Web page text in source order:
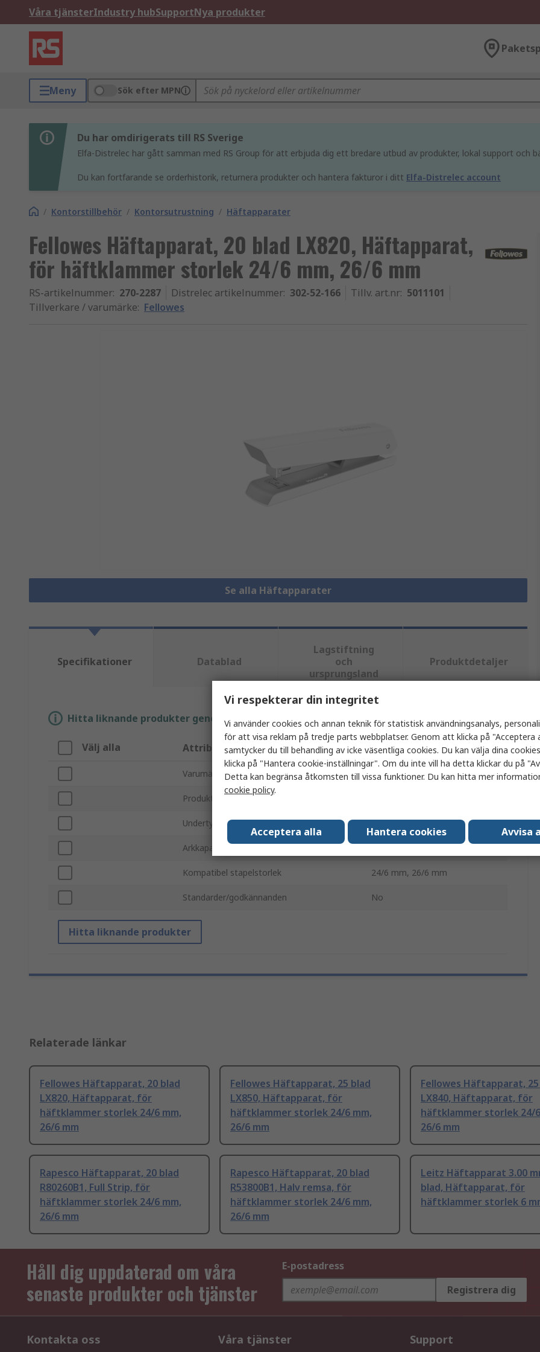
Våra tjänsterIndustry hubSupportNya produkter
Meny Sök efter MPN
Du har omdirigerats till RS Sverige
Elfa-Distrelec har gått samman med RS Group för att erbjuda dig ett bredare utbud av produkter, lokal support och
Du kan fortfarande se orderhistorik, returnera produkter och hantera fakturor i ditt Elfa-Distrelec account
/ Kontorstillbehör / Kontorsutrustning / Häftapparater
Fellowes Häftapparat, 20 blad LX820, Häftapparat,
för häftklammer storlek 24/6 mm, 26/6 mm
RS-artikelnummer: 270-2287 Distrelec artikelnummer: 302-52-166 Tillv. art.nr: 5011101
Tillverkare / varumärke: Fellowes
Se alla Häftapparater
Specifikationer Datablad
Lagstiftning
och
ursprungsland
Produktdetaljer
Hitta liknande produkter genom att välja ett eller flera attribut.
Välj alla Attribut Värde
Varumärke Fellowes
Produkttyp
Undertyp Häftapparat
Arkkapacitet
Kompatibel stapelstorlek 24/6 mm, 26/6 mm
Standarder/godkännanden No
Hitta liknande produkter
Relaterade länkar
Fellowes Häftapparat, 20 blad
LX820, Häftapparat, för
häftklammer storlek 24/6 mm,
26/6 mm
Fellowes Häftapparat, 25 blad
LX850, Häftapparat, för
häftklammer storlek 24/6 mm,
26/6 mm
Fellowes Häftapparat,
LX840, Häftapparat, för
häftklammer storlek 24/
26/6 mm
Rapesco Häftapparat, 20 blad
R80260B1, Full Strip, för
häftklammer storlek 24/6 mm,
26/6 mm
Rapesco Häftapparat, 20 blad
R53800B1, Halv remsa, för
häftklammer storlek 24/6 mm,
26/6 mm
Leitz Häftapparat 3.00
blad, Häftapparat, för
häftklammer storlek 6
Håll dig uppdaterad om våra
senaste produkter och tjänster
E-postadress
Registrera dig
Kontakta oss Våra tjänster Support
Vi respekterar din integritet
Vi använder cookies och annan teknik för statistisk användningsanalys,
för att visa reklam på tredje parts webbplatser. Genom att klicka på "Acceptera
samtycker du till behandling av icke väsentliga cookies. Du kan välja dina
klicka på "Hantera cookie-inställningar". Om du inte vill ha detta klickar du på
Detta kan begränsa åtkomsten till vissa funktioner. Du kan hitta mer
cookie policy.
Acceptera alla Hantera cookies Avvisa